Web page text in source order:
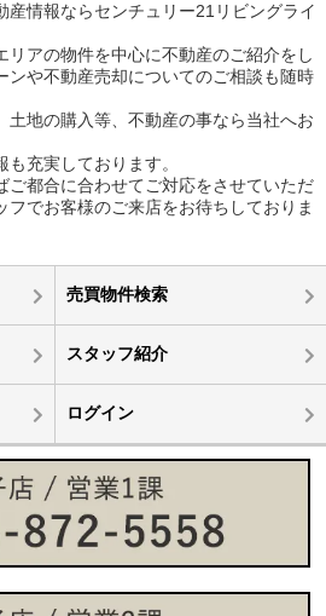
産情報ならセンチュリー21リビングライ
リアの物件を中心に不動産のご紹介をし
ンや不動産売却についてのご相談も随時
土地の購入等、不動産の事なら当社へお
充実しております。
ご都合に合わせてご対応をさせていただ
フでお客様のご来店をお待ちしておりま
売買物件検索
スタッフ紹介
ログイン